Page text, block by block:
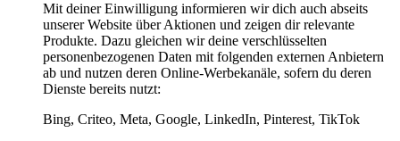
Mit deiner Einwilligung informieren wir dich auch abseits
unserer Website über Aktionen und zeigen dir relevante
Produkte. Dazu gleichen wir deine verschlüsselten
personenbezogenen Daten mit folgenden externen Anbietern
ab und nutzen deren Online-Werbekanäle, sofern du deren
Dienste bereits nutzt:
Bing, Criteo, Meta, Google, LinkedIn, Pinterest, TikTok